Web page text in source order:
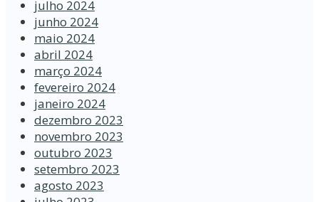
julho 2024
junho 2024
maio 2024
abril 2024
março 2024
fevereiro 2024
janeiro 2024
dezembro 2023
novembro 2023
outubro 2023
setembro 2023
agosto 2023